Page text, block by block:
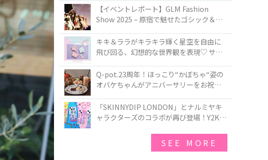
TOKYO
【イベントレポート】GLM Fashion
Show 2025 – 原宿で魅せたゴシック＆ロ
キキ＆ララがキラキラ輝く星空を自由に
飛び回る、幻想的な世界観を表現♡ サマ
50周年アニバーサリーイヤー』を記念し
たコレクションが登場
Q-pot.23周年！ほっこり“かぼちゃ“姿の
オバケちゃんがアニバーサリーをお祝い
ー」が新発売！Q-pot CAFE.では「かぼち
ゃのオバケーキプレート」も登場
「SKINNYDIP LONDON」とナルミヤキ
ャラクターズのコラボが再び登場！Y2Kム
SEE MORE